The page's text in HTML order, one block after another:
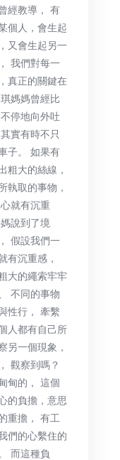
經教導， 有
個人，會生起
又會生起另一
真正的關鍵在
停地向外吐
實有時不只
果有
粗大的絲線，
就有沉重
假設我們一
有沉重感，
大的繩索牢牢
性行， 牽繫
人都有自己所
觀察到嗎？
甸的， 這個
重擔， 有工
而這種負